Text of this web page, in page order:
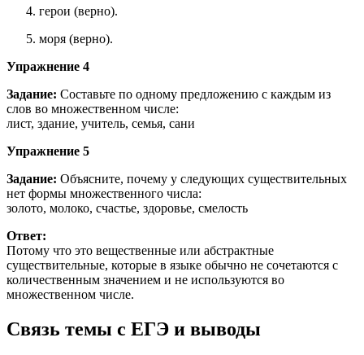
герои (верно).
моря (верно).
Упражнение 4
Задание: Составьте по одному предложению с каждым из
слов во множественном числе:
лист, здание, учитель, семья, сани
Упражнение 5
Задание: Объясните, почему у следующих существительных
нет формы множественного числа:
золото, молоко, счастье, здоровье, смелость
Ответ:
Потому что это вещественные или абстрактные
существительные, которые в языке обычно не сочетаются с
количественным значением и не используются во
множественном числе.
Связь темы с ЕГЭ и выводы